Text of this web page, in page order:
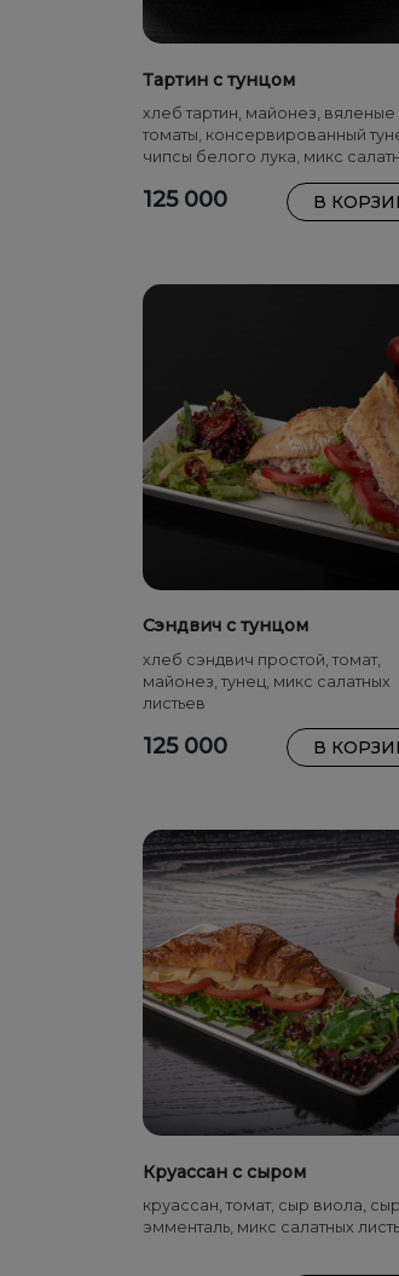
Тартин с тунцом
хлеб тартин, майонез, вяленые
томаты, консервированный
чипсы белого лука, микс
листьев, соус винегрет
125 000 В
Сэндвич с тунцом
хлеб сэндвич простой, томат,
майонез, тунец, микс салатных
листьев
125 000 В
Круассан с сыром
круассан, томат, сыр виола, сыр
эмменталь, микс салатных